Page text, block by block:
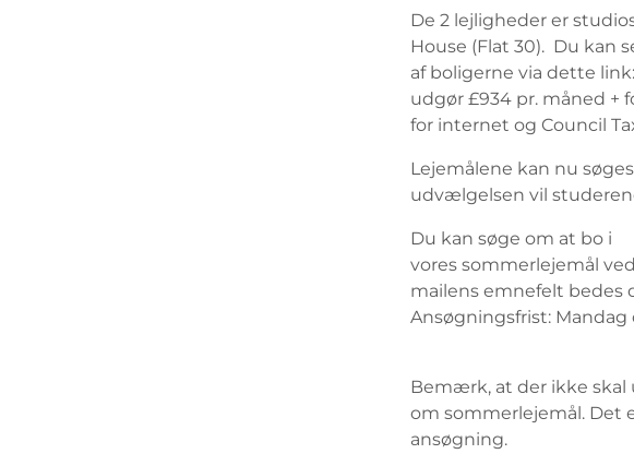
De 2 lejligheder er
House (Flat 30). Du kan
af boligerne via dette link:
udgør £934 pr. måned +
for internet og Council
Lejemålene kan nu
udvælgelsen vil
Du kan søge om at bo i
vores sommerlejemål
mailens emnefelt bedes
Ansøgningsfrist: Mandag
Bemærk, at der ikke skal
om sommerlejemål. Det
ansøgning.